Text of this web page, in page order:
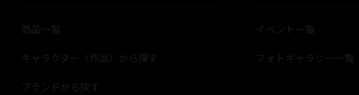
商品一覧
キャラクター（作品）から探す
ブランドから探す
イベント一覧
フォトギャラリー一覧